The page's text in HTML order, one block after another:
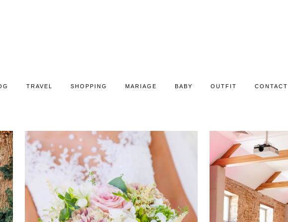
TRAVEL SHOPPING MARIAGE BABY OUTFIT CONTACT